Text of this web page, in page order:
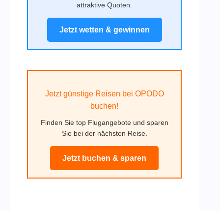
attraktive Quoten.
Jetzt wetten & gewinnen
Jetzt günstige Reisen bei OPODO
buchen!
Finden Sie top Flugangebote und sparen
Sie bei der nächsten Reise.
Jetzt buchen & sparen